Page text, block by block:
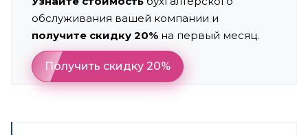
обслуживания вашей компании и
получите скидку 20% на первый месяц.
Получить скидку 20%